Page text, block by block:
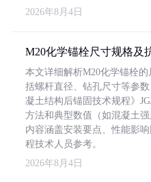
2026年8月4日
M20化学锚栓尺寸规格及
本文详细解析M20化学锚栓
括螺杆直径、钻孔尺寸等参
凝土结构后锚固技术规程》
方法和典型数值（如混凝土强
内容涵盖安装要点、性能影
程技术人员参考。
2026年8月4日